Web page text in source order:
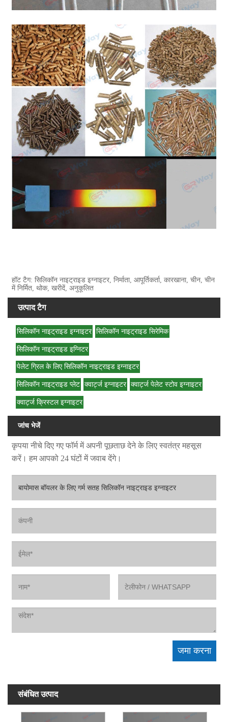
हॉट टैग: सिलिकॉन नाइट्राइड इग्नाइटर, निर्माता, आपूर्तिकर्ता, कारखाना, चीन, चीन
में निर्मित, थोक, खरीदें, अनुकूलित
उत्पाद टैग
सिलिकॉन नाइट्राइड इग्नाइटर सिलिकॉन नाइट्राइड सिरेमिक
सिलिकॉन नाइट्राइड इग्निटर
पेलेट ग्रिल के लिए सिलिकॉन नाइट्राइड इग्नाइटर
सिलिकॉन नाइट्राइड प्लेट क्वार्ट्ज इग्नाइटर क्वार्ट्ज पेलेट स्टोव इग्नाइटर
क्वार्ट्ज क्रिस्टल इग्नाइटर
जांच भेजें
कृपया नीचे दिए गए फॉर्म में अपनी पूछताछ देने के लिए स्वतंत्र महसूस
करें। हम आपको 24 घंटों में जवाब देंगे।
संबंधित उत्पाद